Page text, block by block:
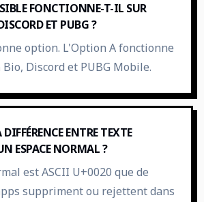
FONCTIONNE-T-IL SUR
ET PUBG ?
option. L'Option A fonctionne
Discord et PUBG Mobile.
ENTRE TEXTE
ESPACE NORMAL ?
est ASCII U+0020 que de
suppriment ou rejettent dans